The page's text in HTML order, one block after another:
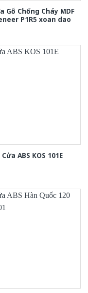
Gỗ Chống Cháy MDF
P1R5 xoan dao
Cửa ABS KOS 101E